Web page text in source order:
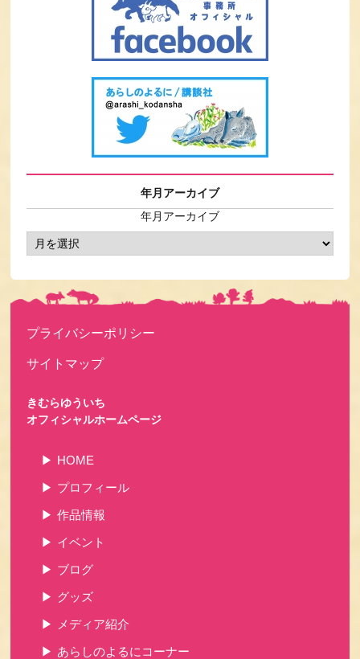
年月アーカイブ
年月アーカイブ
プライバシーポリシー
サイトマップ
きむらゆういち
オフィシャルホームページ
HOME
プロフィール
作品情報
イベント
ブログ
グッズ
メディア紹介
あらしのよるにコーナー